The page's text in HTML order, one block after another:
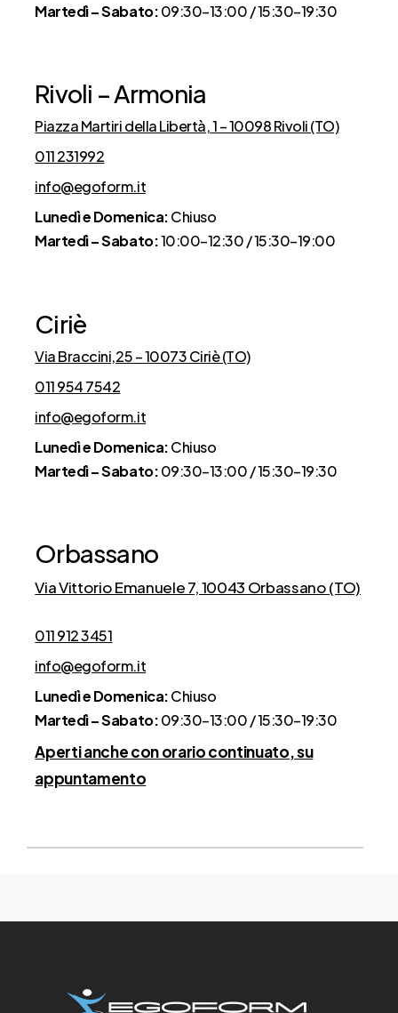
Martedì – Sabato:09:30–13:00 / 15:30–19:30
Rivoli – Armonia
Piazza Martiri della Libertà, 1 – 10098 Rivoli (TO)
011 231992
info@egoform.it
Lunedì e Domenica:Chiuso
Martedì – Sabato:10:00–12:30 / 15:30–19:00
Ciriè
Via Braccini,25 – 10073 Ciriè (TO)
011 954 7542
info@egoform.it
Lunedì e Domenica:Chiuso
Martedì – Sabato:09:30–13:00 / 15:30–19:30
Orbassano
Via Vittorio Emanuele 7, 10043 Orbassano (TO)
011 912 3451
info@egoform.it
Lunedì e Domenica:Chiuso
Martedì – Sabato:09:30–13:00 / 15:30–19:30
Aperti anche con orario continuato, su
appuntamento